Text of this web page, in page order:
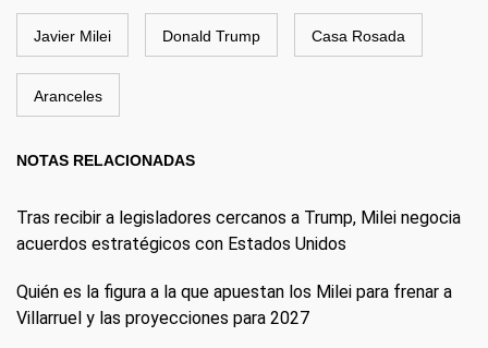
Javier Milei Donald Trump Casa Rosada
Aranceles
NOTAS RELACIONADAS
Tras recibir a legisladores cercanos a Trump, Milei negocia
acuerdos estratégicos con Estados Unidos
Quién es la figura a la que apuestan los Milei para frenar a
Villarruel y las proyecciones para 2027